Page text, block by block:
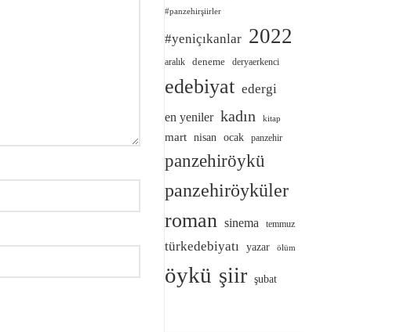
#panzehirşiirler
#yeniçıkanlar 2022
aralık deneme deryaerkenci
edebiyat edergi
en yeniler kadın kitap
mart nisan ocak panzehir
panzehiröykü
panzehiröyküler
roman sinema temmuz
türkedebiyatı yazar ölüm
öykü şiir şubat